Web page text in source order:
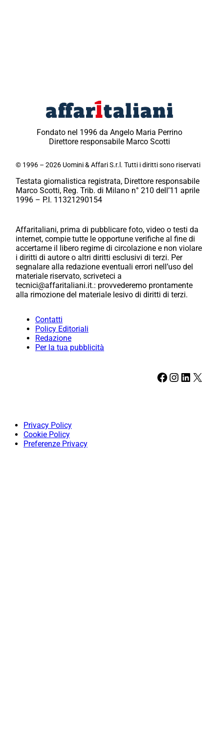
Fondato nel 1996 da Angelo Maria Perrino
Direttore responsabile Marco Scotti
© 1996 – 2026 Uomini & Affari S.r.l. Tutti i diritti sono riservati
Testata giornalistica registrata, Direttore responsabile
Marco Scotti, Reg. Trib. di Milano n° 210 dell’11 aprile
1996 – P.I. 11321290154
Affaritaliani, prima di pubblicare foto, video o testi da
internet, compie tutte le opportune verifiche al fine di
accertarne il libero regime di circolazione e non violare
i diritti di autore o altri diritti esclusivi di terzi. Per
segnalare alla redazione eventuali errori nell’uso del
materiale riservato, scriveteci a
tecnici@affaritaliani.it.: provvederemo prontamente
alla rimozione del materiale lesivo di diritti di terzi.
Contatti
Policy Editoriali
Redazione
Per la tua pubblicità
Facebook Instagram LinkedIn X
Privacy Policy
Cookie Policy
Preferenze Privacy